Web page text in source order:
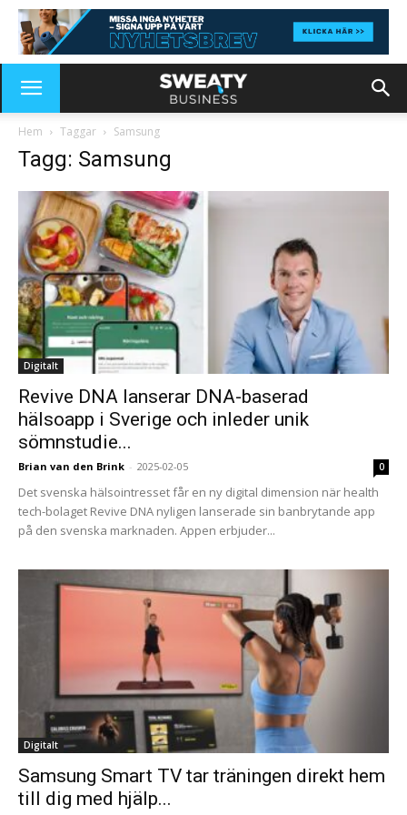
Hem Taggar Samsung
Tagg: Samsung
Digitalt
Revive DNA lanserar DNA-baserad
hälsoapp i Sverige och inleder unik
sömnstudie...
Brian van den Brink - 2025-02-05 0
Det svenska hälsointresset får en ny digital dimension när health
tech-bolaget Revive DNA nyligen lanserade sin banbrytande app
på den svenska marknaden. Appen erbjuder...
Digitalt
Samsung Smart TV tar träningen direkt hem
till dig med hjälp...